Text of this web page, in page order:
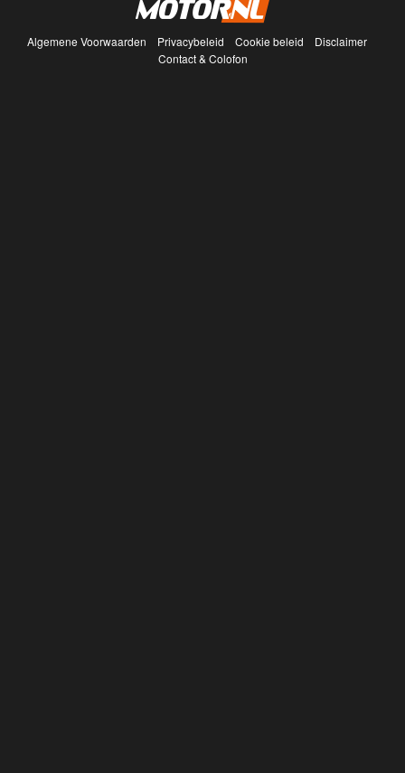
Algemene Voorwaarden Privacybeleid Cookie beleid
Disclaimer
Contact & Colofon